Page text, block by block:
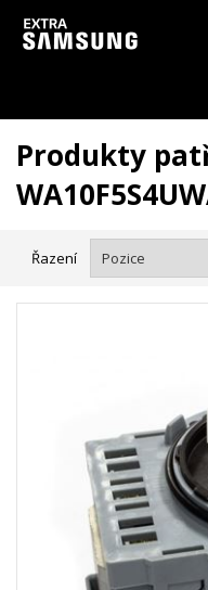
Vzhledem k aktuální situaci
zpozdit.
Produkty
Řazení